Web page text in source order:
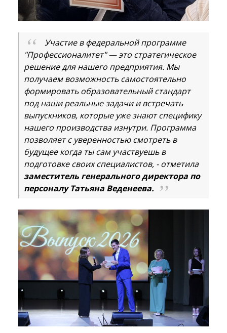
Участие в федеральной программе
"Профессионалитет" — это стратегическое
решение для нашего предприятия. Мы
получаем возможность самостоятельно
формировать образовательный стандарт
под наши реальные задачи и встречать
выпускников, которые уже знают специфику
нашего производства изнутри. Программа
позволяет с уверенностью смотреть в
будущее когда ты сам участвуешь в
подготовке своих специалистов, - отметила
заместитель генерального директора по
персоналу Татьяна Веденеева.